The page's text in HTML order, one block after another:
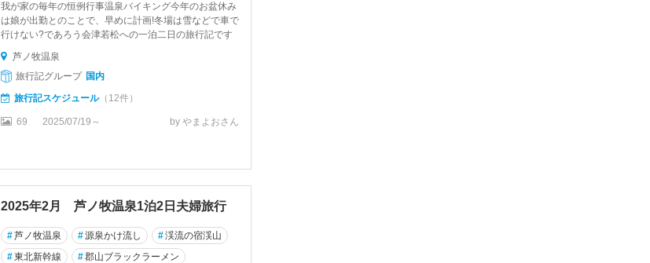
我が家の毎年の恒例行事温泉バイキング今年のお盆休み
は娘が出勤とのことで、早めに計画!冬場は雪などで車で
行けない?であろう会津若松への一泊二日の旅行記です
芦ノ牧温泉
旅行記グループ 国内
旅行記スケジュール（12件）
69 2025/07/19～ by やまよおさん
2025年2月 芦ノ牧温泉1泊2日夫婦旅行
#芦ノ牧温泉 #源泉かけ流し #渓流の宿渓山
#東北新幹線 #郡山ブラックラーメン